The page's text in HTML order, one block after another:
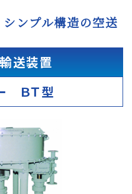
ンプル構造の空送
送装置
ＢＴ型